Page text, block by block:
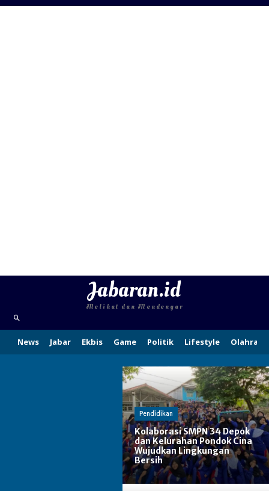
Jabaran.id
Melihat dan Mendengar
News Jabar Ekbis Game Politik Lifestyle Olahraga
Pendidikan
Kolaborasi SMPN 34 Depok
dan Kelurahan Pondok Cina
Wujudkan Lingkungan
Bersih